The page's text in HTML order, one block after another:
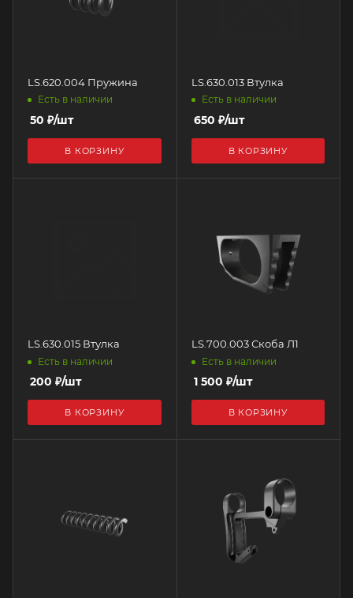
LS.620.004 Пружина
Есть в наличии
50 ₽/шт
В КОРЗИНУ
LS.630.013 Втулка
Есть в наличии
650 ₽/шт
В КОРЗИНУ
LS.630.015 Втулка
Есть в наличии
200 ₽/шт
В КОРЗИНУ
LS.700.003 Скоба Л1
Есть в наличии
1 500 ₽/шт
В КОРЗИНУ